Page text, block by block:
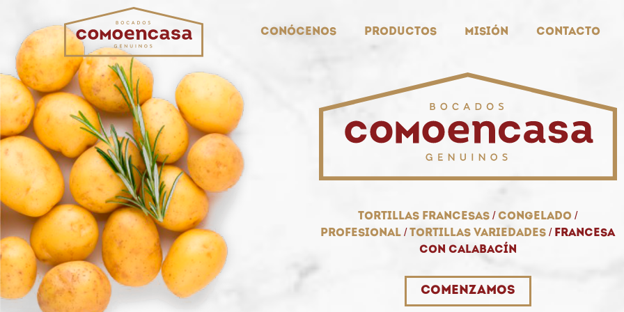
Conócenos Productos Misión Contacto
Tortillas francesas /Congelado /
Profesional /Tortillas variedades / Francesa
con calabacín
Comenzamos